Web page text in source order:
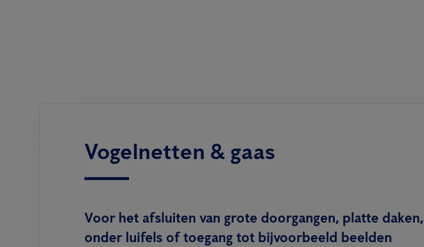
Vogelnetten & gaas
Voor het afsluiten van grote doorgangen, platte daken,
onder luifels of toegang tot bijvoorbeeld beelden